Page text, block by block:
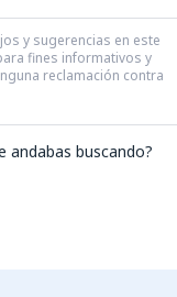
y sugerencias en este
fines informativos y
reclamación contra
andabas buscando?